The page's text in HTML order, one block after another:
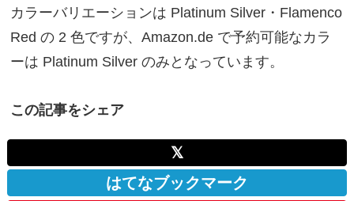
カラーバリエーションは Platinum Silver・Flamenco
Red の 2 色ですが、Amazon.de で予約可能なカラ
ーは Platinum Silver のみとなっています。
この記事をシェア
𝕏
はてなブックマーク